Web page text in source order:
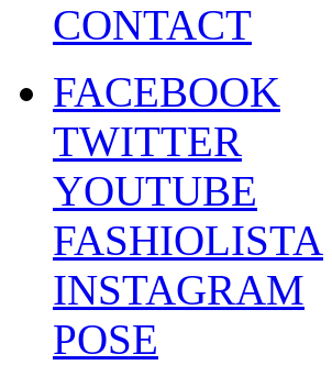
CONTACT
FACEBOOK
TWITTER
YOUTUBE
FASHIOLISTA
INSTAGRAM
POSE